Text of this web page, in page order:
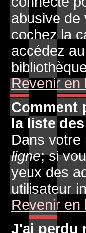
abusive de
cochez la
accédez
Revenir en
Comment
la liste
Dans votre
ligne; si
yeux des
utilisateur
Revenir en
J'ai perdu